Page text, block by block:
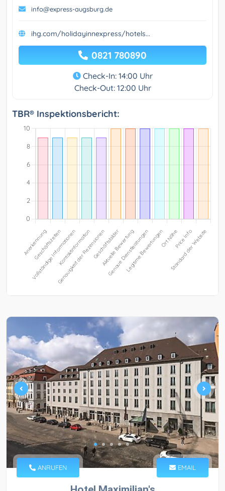
info@express-augsburg.de
ihg.com/holidayinnexpress/hotels...
0821 780890
Check-In: 14:00 Uhr
Check-Out: 12:00 Uhr
TBR® Inspektionsbericht:
ANRUFEN EMAIL